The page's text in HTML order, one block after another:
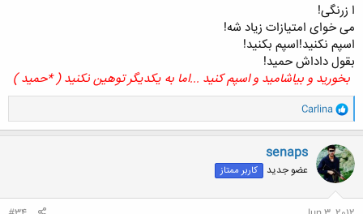
ا زرنگی!
می خوای امتیازات زیاد شه!
اسپم نکنید!اسپم بکنید!
بقول داداش حمید!
بخورید و بیاشامید و اسپم کنید ...اما به یکدیگر توهین نکنید ( *حمید )
و
ا
ک
ن
ش
ه
ا
Carlina
senaps
عضو جدید کاربر ممتاز